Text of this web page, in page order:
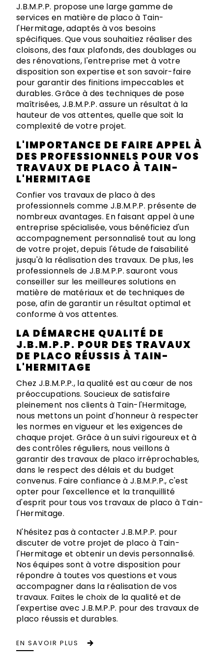
J.B.M.P.P. propose une large gamme de
services en matière de placo à Tain-
l'Hermitage, adaptés à vos besoins
spécifiques. Que vous souhaitiez réaliser des
cloisons, des faux plafonds, des doublages ou
des rénovations, l'entreprise met à votre
disposition son expertise et son savoir-faire
pour garantir des finitions impeccables et
durables. Grâce à des techniques de pose
maîtrisées, J.B.M.P.P. assure un résultat à la
hauteur de vos attentes, quelle que soit la
complexité de votre projet.
L'IMPORTANCE DE FAIRE APPEL À
DES PROFESSIONNELS POUR VOS
TRAVAUX DE PLACO À TAIN-
L'HERMITAGE
Confier vos travaux de placo à des
professionnels comme J.B.M.P.P. présente de
nombreux avantages. En faisant appel à une
entreprise spécialisée, vous bénéficiez d'un
accompagnement personnalisé tout au long
de votre projet, depuis l'étude de faisabilité
jusqu'à la réalisation des travaux. De plus, les
professionnels de J.B.M.P.P. sauront vous
conseiller sur les meilleures solutions en
matière de matériaux et de techniques de
pose, afin de garantir un résultat optimal et
conforme à vos attentes.
LA DÉMARCHE QUALITÉ DE
J.B.M.P.P. POUR DES TRAVAUX
DE PLACO RÉUSSIS À TAIN-
L'HERMITAGE
Chez J.B.M.P.P., la qualité est au cœur de nos
préoccupations. Soucieux de satisfaire
pleinement nos clients à Tain-l'Hermitage,
nous mettons un point d'honneur à respecter
les normes en vigueur et les exigences de
chaque projet. Grâce à un suivi rigoureux et à
des contrôles réguliers, nous veillons à
garantir des travaux de placo irréprochables,
dans le respect des délais et du budget
convenus. Faire confiance à J.B.M.P.P., c'est
opter pour l'excellence et la tranquillité
d'esprit pour tous vos travaux de placo à Tain-
l'Hermitage.
N'hésitez pas à contacter J.B.M.P.P. pour
discuter de votre projet de placo à Tain-
l'Hermitage et obtenir un devis personnalisé.
Nos équipes sont à votre disposition pour
répondre à toutes vos questions et vous
accompagner dans la réalisation de vos
travaux. Faites le choix de la qualité et de
l'expertise avec J.B.M.P.P. pour des travaux de
placo réussis et durables.
EN SAVOIR PLUS